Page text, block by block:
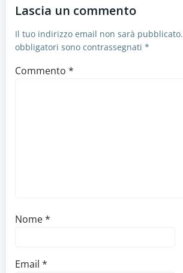
Lascia un commento
Il tuo indirizzo email non sarà pubblicato.
obbligatori sono contrassegnati *
Commento *
Nome*
Email *